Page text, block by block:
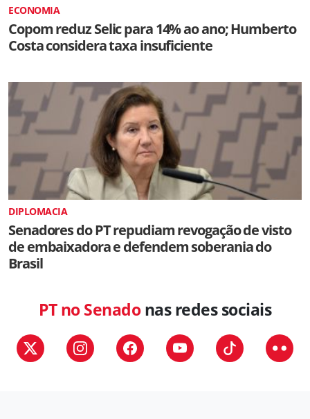
ECONOMIA
Copom reduz Selic para 14% ao ano; Humberto
Costa considera taxa insuficiente
DIPLOMACIA
Senadores do PT repudiam revogação de visto
de embaixadora e defendem soberania do
Brasil
PT no Senadonas redes sociais